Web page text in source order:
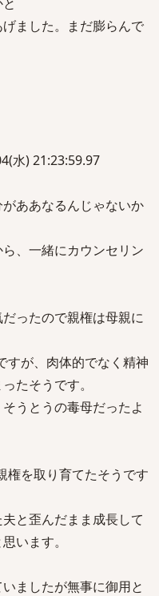
ました。まだ膨らんで
水) 21:23:59.97
ああなるんじゃないか
、一緒にカウンセリン
ったので親権は母親に
すが、肉体的でなく精神
たそうです。
うとうの毒母だったよ
権を取り育てたそうです
と歪んだまま成長して
います。
ましたが無事に御用と